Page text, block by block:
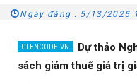
Ngày đăng : 5/13/2025
Dự thảo
sách giảm thuế giá trị